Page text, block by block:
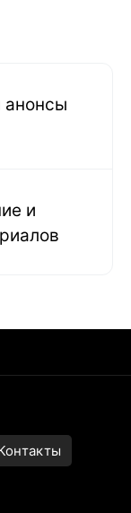
анонсы
и